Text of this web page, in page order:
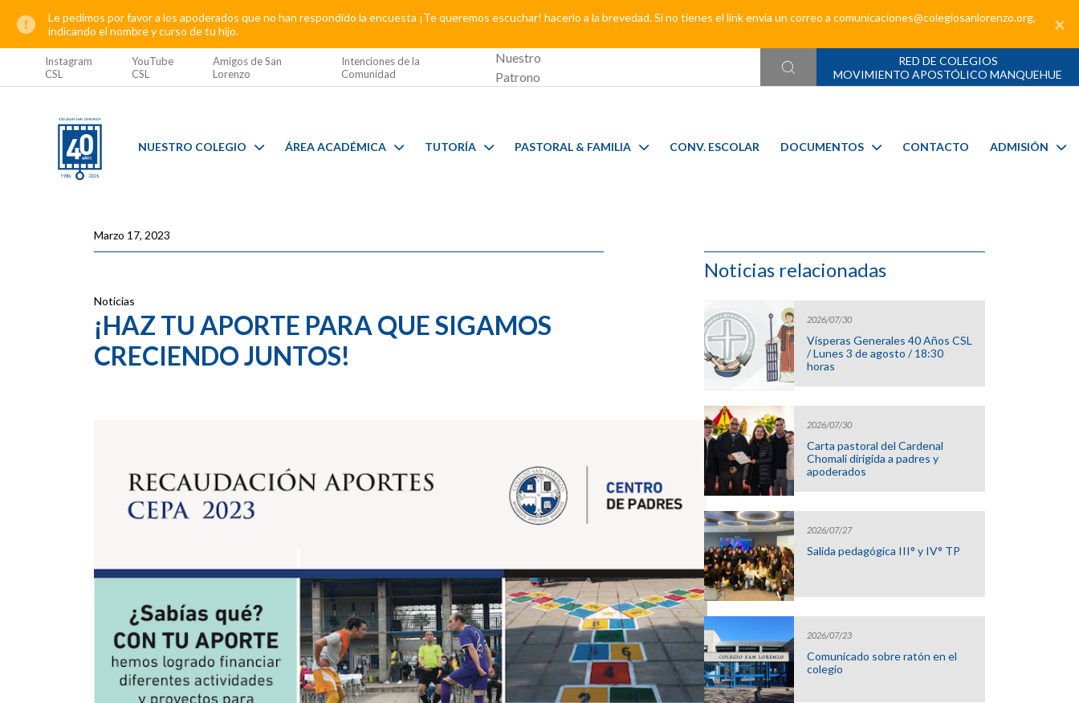
Le pedimos por favor a los apoderados que no han respondido la encuesta ¡Te queremos escuchar! hacerlo a la brevedad. Si no tienes el link envía un correo a comunicaciones@colegiosanlorenzo.org,
indicando el nombre y curso de tu hijo.
×
Instagram
CSL
YouTube
CSL
Amigos de San
Lorenzo
Intenciones de la
Comunidad
Nuestro
Patrono
RED DE COLEGIOS
MOVIMIENTO APOSTÓLICO MANQUEHUE
NUESTRO COLEGIO ÁREA ACADÉMICA TUTORÍA PASTORAL & FAMILIA CONV. ESCOLAR DOCUMENTOS CONTACTO ADMISIÓN
Marzo 17, 2023
Noticias
¡HAZ TU APORTE PARA QUE SIGAMOS
CRECIENDO JUNTOS!
Noticias relacionadas
2026/07/30
Vísperas Generales 40 Años CSL
/ Lunes 3 de agosto / 18:30
horas
2026/07/30
Carta pastoral del Cardenal
Chomali dirigida a padres y
apoderados
2026/07/27
Salida pedagógica III° y IV° TP
2026/07/23
Comunicado sobre ratón en el
colegio